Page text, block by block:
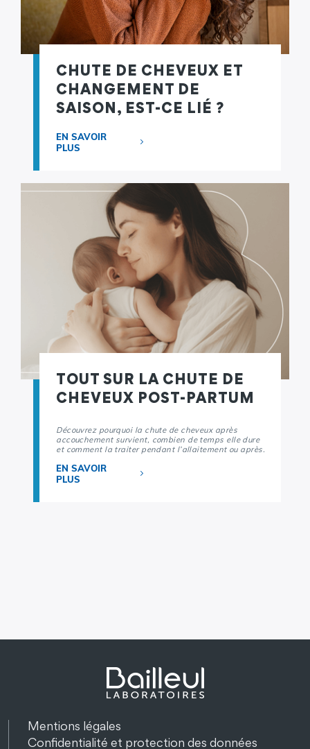
CHUTE DE CHEVEUX ET
CHANGEMENT DE
SAISON, EST-CE LIÉ ?
EN SAVOIR
PLUS
TOUT SUR LA CHUTE DE
CHEVEUX POST-PARTUM
Découvrez pourquoi la chute de cheveux après
accouchement survient, combien de temps elle dure
et comment la traiter pendant l’allaitement ou après.
EN SAVOIR
PLUS
Mentions légales
Confidentialité et protection des données